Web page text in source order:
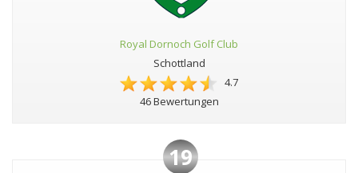
Royal Dornoch Golf Club
Schottland
4.7
46 Bewertungen
19